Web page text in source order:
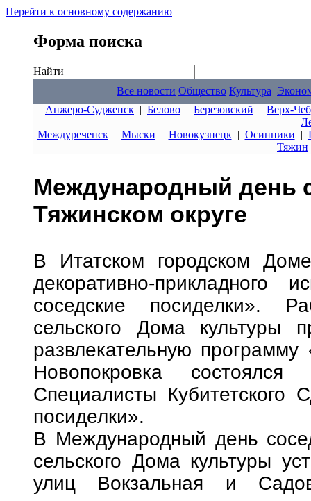
Перейти к основному содержанию
Форма поиска
Найти
Все новости Общество Культура
Анжеро-Судженск | Белово | Березовский | Верх-
Междуреченск| Мыски | Новокузнецк| Осинники |
Тяжин
Международный день
Тяжинском округе
В Итатском городском
декоративно-
соседские посиделки».
сельского Дома культуры
развлекательную
Новопокровка
Специалисты Кубитетского
посиделки».
В Международный день
сельского Дома культуры
улиц Вокзальная и